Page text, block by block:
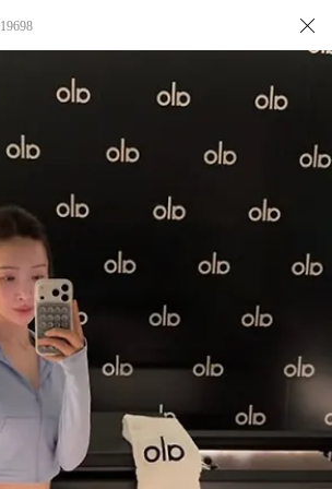
19698